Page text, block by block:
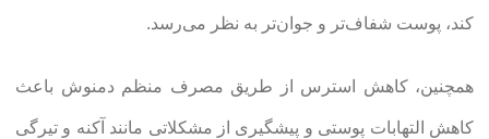
کند، پوست شفاف‌تر و جوان‌تر به نظر می‌رسد.
همچنین، کاهش استرس از طریق مصرف منظم دمنوش باعث
کاهش التهابات پوستی و پیشگیری از مشکلاتی مانند آکنه و تیرگی